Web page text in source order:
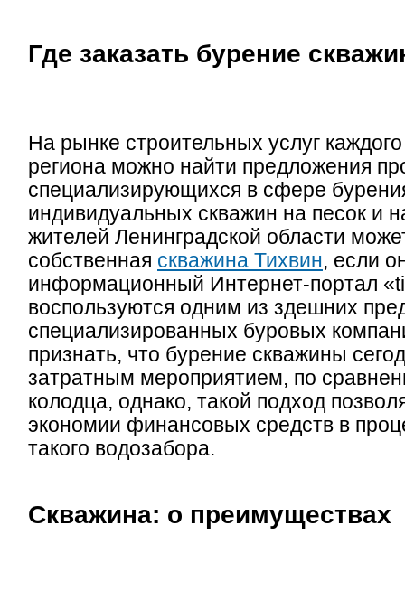
Где заказать бурение
На рынке строительных услуг
региона можно найти предложения
специализирующихся в сфере
индивидуальных скважин на песок и
жителей Ленинградской области
собственная скважина Тихвин, если
информационный Интернет-портал
воспользуются одним из здешних
специализированных буровых
признать, что бурение скважины
затратным мероприятием, по
колодца, однако, такой подход
экономии финансовых средств в
такого водозабора.
Скважина: о преимуществах